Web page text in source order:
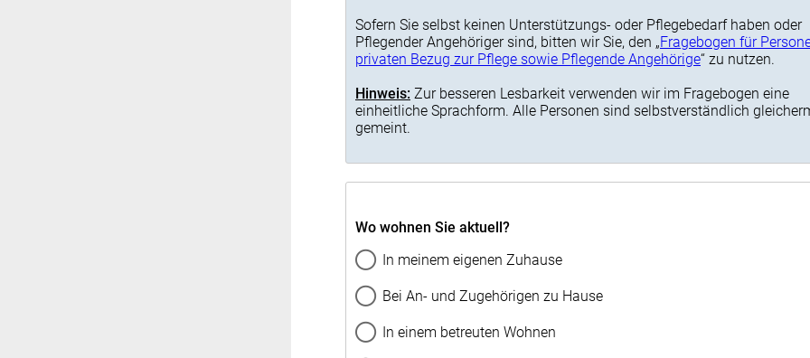
Sofern Sie selbst keinen Unterstützungs- oder Pflegebedarf haben oder
Pflegender Angehöriger sind, bitten wir Sie, den „Fragebogen für
privaten Bezug zur Pflege sowie Pflegende Angehörige“ zu nutzen.
Hinweis: Zur besseren Lesbarkeit verwenden wir im Fragebogen eine
einheitliche Sprachform. Alle Personen sind selbstverständlich
gemeint.
Wo wohnen Sie aktuell?
In meinem eigenen Zuhause
Bei An- und Zugehörigen zu Hause
In einem betreuten Wohnen